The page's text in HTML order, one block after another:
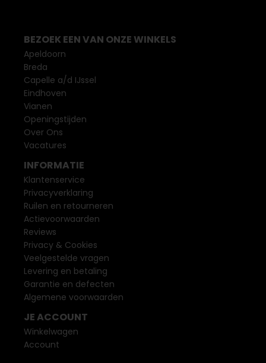
BEZOEK EEN VAN ONZE WINKELS
Apeldoorn
Breda
Capelle a/d IJssel
Eindhoven
Vianen
Openingstijden
Over Ons
Vacatures
INFORMATIE
Klantenservice
Privacyverklaring
Ruilen en retourneren
Actievoorwaarden
Reviews
Privacy & Cookies
Veelgestelde vragen
Levering en betaling
Garantie en defecten
Algemene voorwaarden
JE ACCOUNT
Winkelwagen
Account